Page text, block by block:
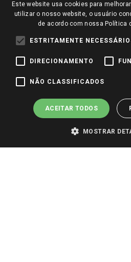
Perguntas frequentes
Trabalhe Conosco
Identidade Visual
Redes Sociais
Pagamento e Segurança
Este website usa cookies para
utilizar o nosso website, o usuário
de acordo com nossa Política
ESTRITAMENTE
DIRECIONAMENTO
NÃO CLASSIFICADOS
ACEITAR TODOS
MOSTRAR